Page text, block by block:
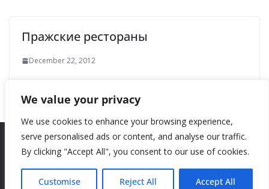
We value your privacy
We use cookies to enhance your browsing experience,
serve personalised ads or content, and analyse our traffic.
By clicking "Accept All", you consent to our use of cookies.
Customise Reject All Accept All
Пражские рестораны
December 22, 2012
Theme:ColorMag by ThemeGrill. Powered byWordPress